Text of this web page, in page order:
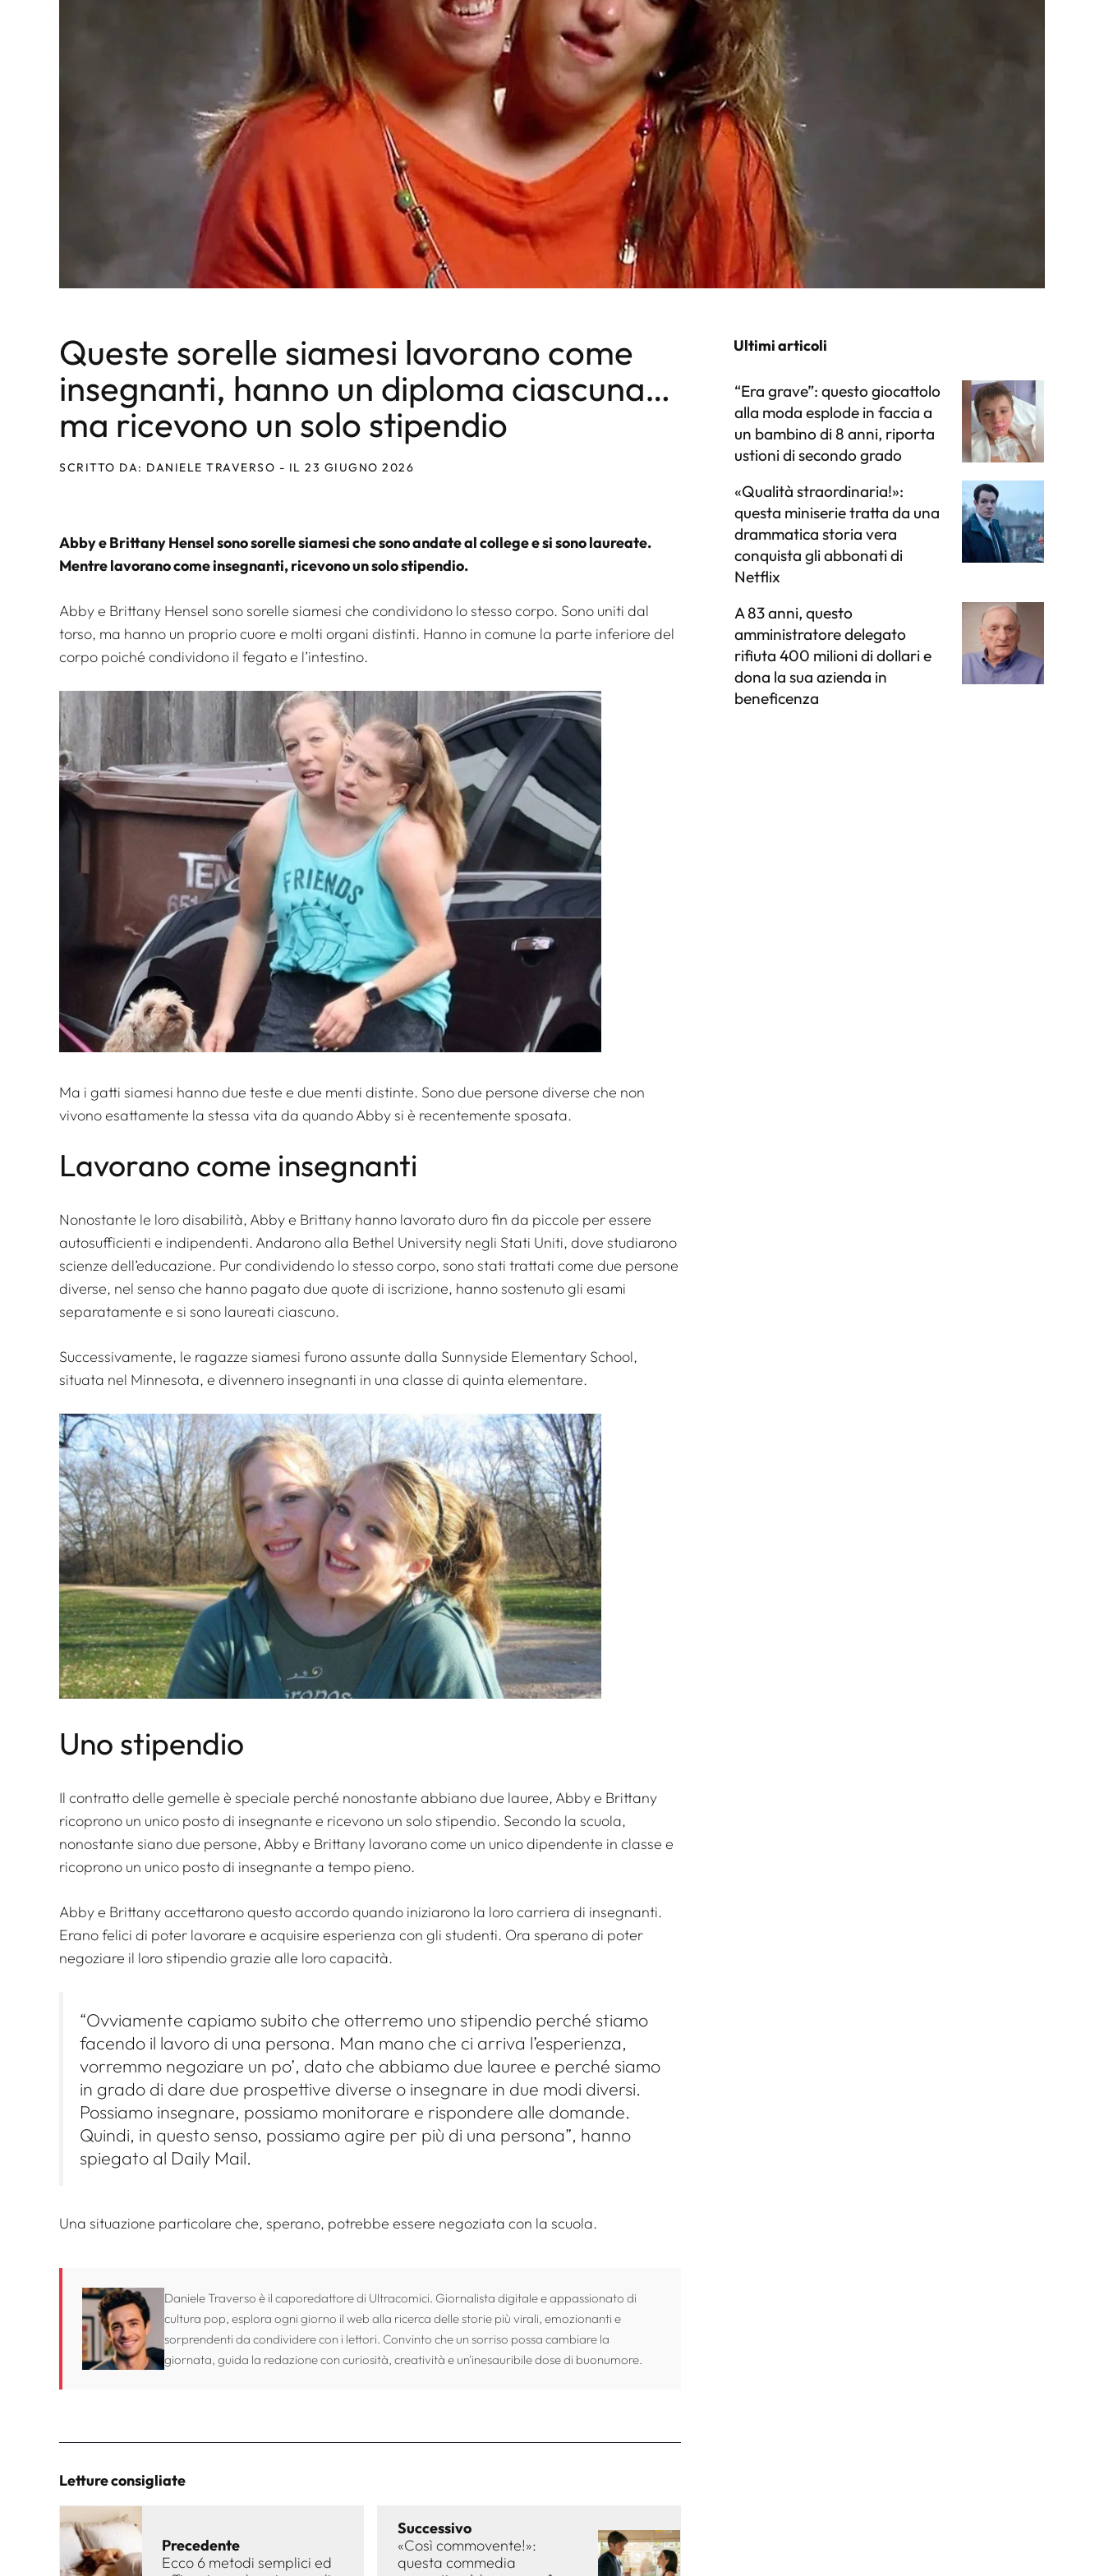
Queste sorelle siamesi lavorano come
insegnanti, hanno un diploma ciascuna…
ma ricevono un solo stipendio
SCRITTO DA: DANIELE TRAVERSO - IL 23 GIUGNO 2026
Abby e Brittany Hensel sono sorelle siamesi che sono andate al college e si sono laureate.
Mentre lavorano come insegnanti, ricevono un solo stipendio.
Abby e Brittany Hensel sono sorelle siamesi che condividono lo stesso corpo. Sono uniti dal
torso, ma hanno un proprio cuore e molti organi distinti. Hanno in comune la parte inferiore del
corpo poiché condividono il fegato e l’intestino.
Ma i gatti siamesi hanno due teste e due menti distinte. Sono due persone diverse che non
vivono esattamente la stessa vita da quando Abby si è recentemente sposata.
Lavorano come insegnanti
Nonostante le loro disabilità, Abby e Brittany hanno lavorato duro fin da piccole per essere
autosufficienti e indipendenti. Andarono alla Bethel University negli Stati Uniti, dove studiarono
scienze dell’educazione. Pur condividendo lo stesso corpo, sono stati trattati come due persone
diverse, nel senso che hanno pagato due quote di iscrizione, hanno sostenuto gli esami
separatamente e si sono laureati ciascuno.
Successivamente, le ragazze siamesi furono assunte dalla Sunnyside Elementary School,
situata nel Minnesota, e divennero insegnanti in una classe di quinta elementare.
Uno stipendio
Il contratto delle gemelle è speciale perché nonostante abbiano due lauree, Abby e Brittany
ricoprono un unico posto di insegnante e ricevono un solo stipendio. Secondo la scuola,
nonostante siano due persone, Abby e Brittany lavorano come un unico dipendente in classe e
ricoprono un unico posto di insegnante a tempo pieno.
Abby e Brittany accettarono questo accordo quando iniziarono la loro carriera di insegnanti.
Erano felici di poter lavorare e acquisire esperienza con gli studenti. Ora sperano di poter
negoziare il loro stipendio grazie alle loro capacità.
“Ovviamente capiamo subito che otterremo uno stipendio perché stiamo
facendo il lavoro di una persona. Man mano che ci arriva l’esperienza,
vorremmo negoziare un po’, dato che abbiamo due lauree e perché siamo
in grado di dare due prospettive diverse o insegnare in due modi diversi.
Possiamo insegnare, possiamo monitorare e rispondere alle domande.
Quindi, in questo senso, possiamo agire per più di una persona”, hanno
spiegato al Daily Mail.
Una situazione particolare che, sperano, potrebbe essere negoziata con la scuola.
Daniele Traverso è il caporedattore di Ultracomici. Giornalista digitale e appassionato di
cultura pop, esplora ogni giorno il web alla ricerca delle storie più virali, emozionanti e
sorprendenti da condividere con i lettori. Convinto che un sorriso possa cambiare la
giornata, guida la redazione con curiosità, creatività e un'inesauribile dose di buonumore.
Letture consigliate
Precedente
Ecco 6 metodi semplici ed
Successivo
«Così commovente!»:
questa commedia
Ultimi articoli
“Era grave”: questo giocattolo
alla moda esplode in faccia a
un bambino di 8 anni, riporta
ustioni di secondo grado
«Qualità straordinaria!»:
questa miniserie tratta da una
drammatica storia vera
conquista gli abbonati di
Netflix
A 83 anni, questo
amministratore delegato
rifiuta 400 milioni di dollari e
dona la sua azienda in
beneficenza